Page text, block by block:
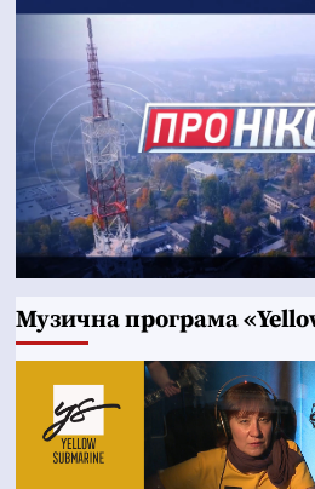
Музична програма